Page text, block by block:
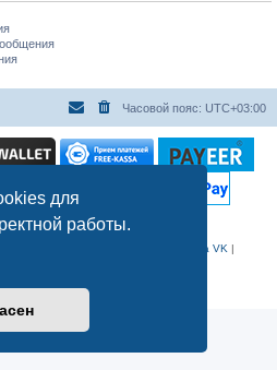
для
работы.
Часовой пояс: UTC+03:00
Группа VK |
SCHELLENBERG